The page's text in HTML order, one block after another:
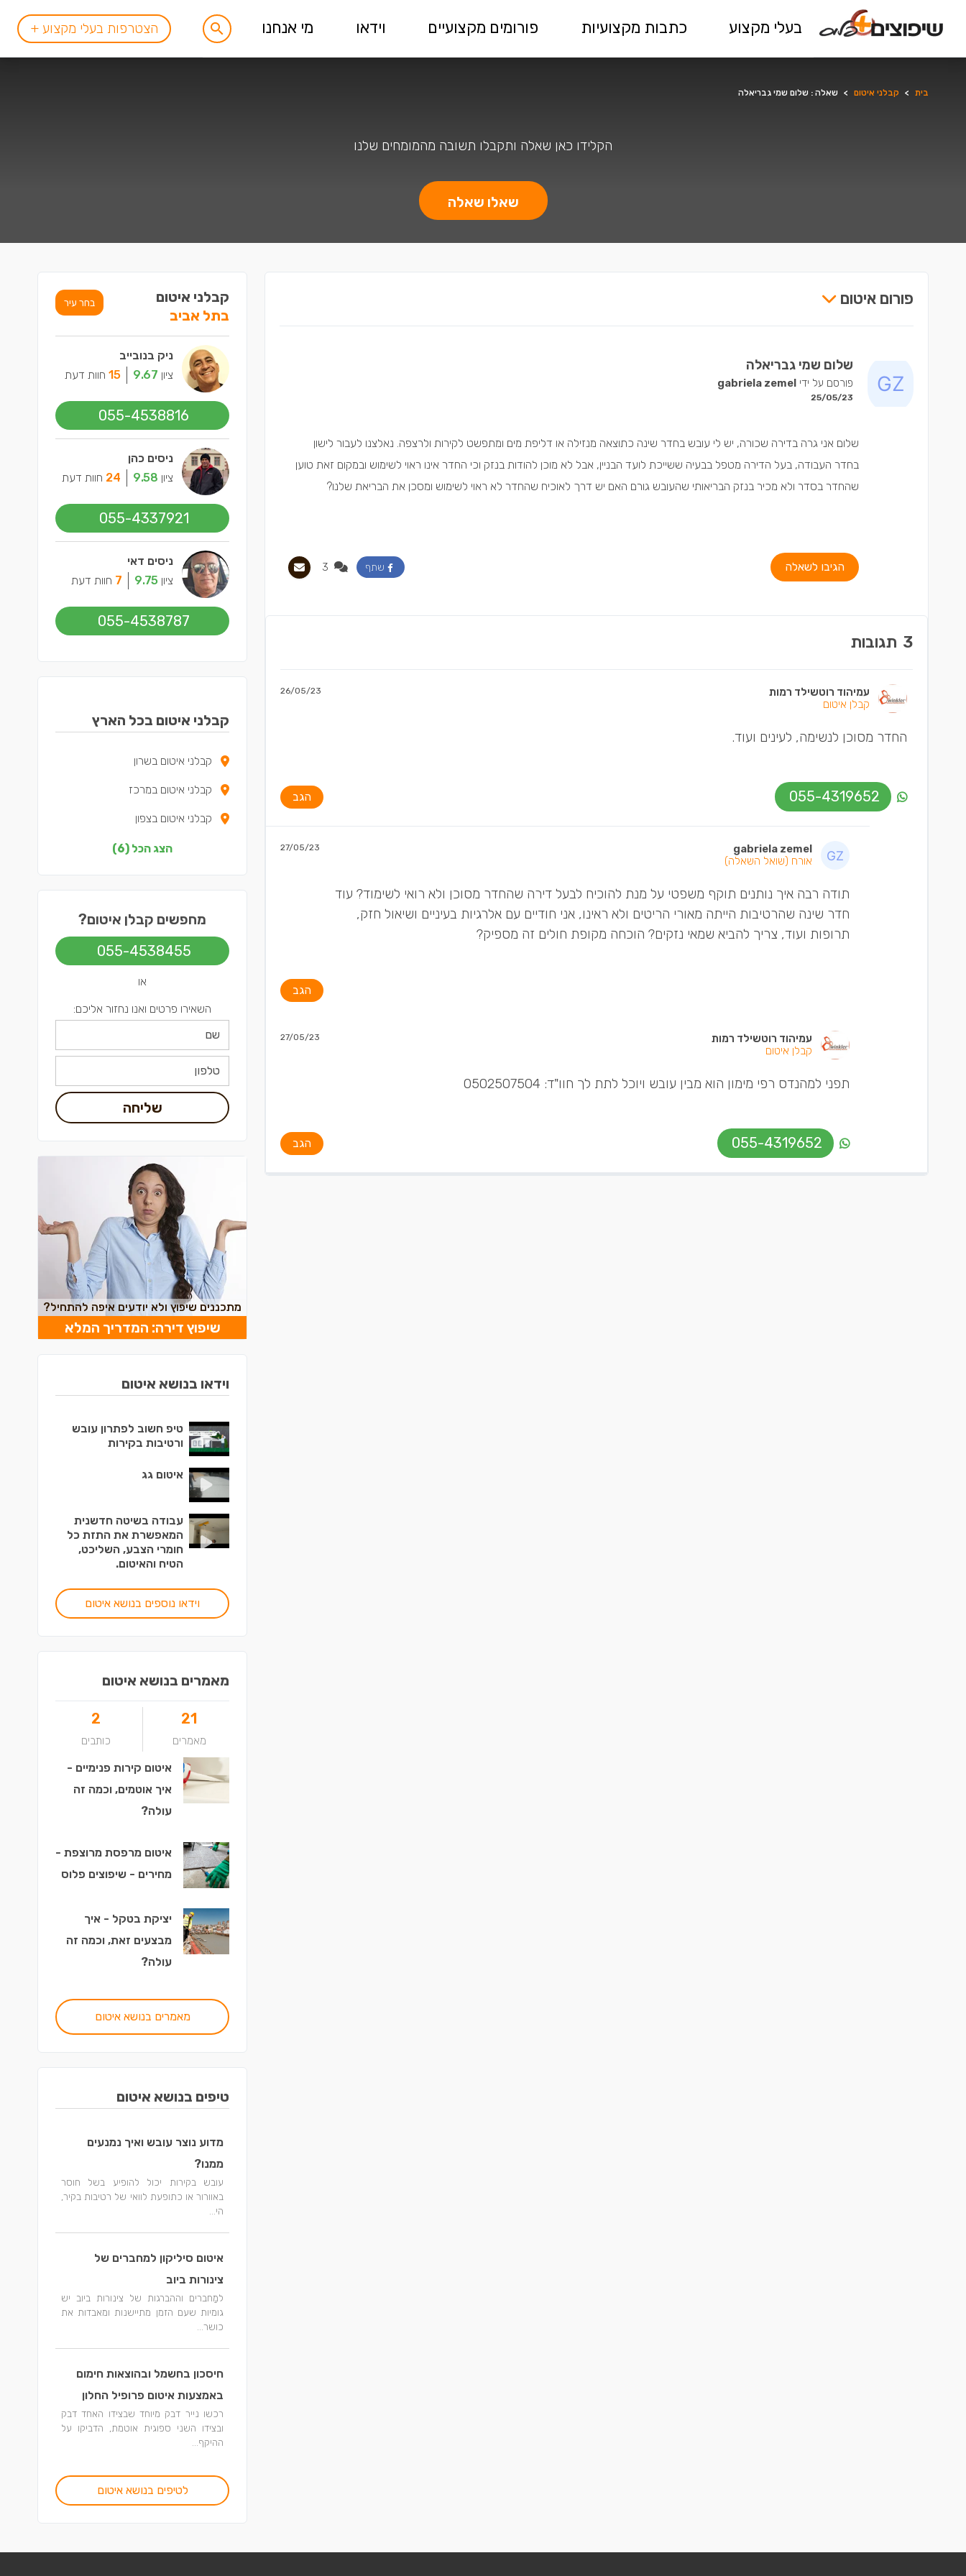
בעלי מקצוע כתבות מקצועיות פורומים מקצועיים וידאו מי אנחנו הצטרפות בעלי מקצוע +
בית > קבלני איטום > שאלה : שלום שמי גבריאלה
הקלידו כאן שאלה ותקבלו תשובה מהמומחים שלנו
שאלו שאלה
פורום איטום
שלום שמי גבריאלה
פורסם על ידי gabriela zemel
25/05/23
שלום אני גרה בדירה שכורה, יש לי עובש בחדר שינה כתוצאה מנזילה או דליפת מים ומתפשט לקירות ולרצפה. נאלצנו לעבור לישון
בחדר העבודה, בעל הדירה מטפל בבעיה ששייכת לועד הבניין, אבל לא מוכן להודות בנזק וכי החדר אינו ראוי לשימוש ובמקום זאת טוען
שהחדר בסדר ולא מכיר בנזק הבריאותי שהעובש גורם האם יש דרך לאוכיח שהחדר לא ראוי לשימוש ומסכן את הבריאת שלנו?
הגיבו לשאלה שתף
3 תגובות
עמיהוד רוטשילד רמות
קבלן איטום
26/05/23
החדר מסוכן לנשימה, לעינים ועוד.
055-4319652 הגב
gabriela zemel
אורח (שואל השאלה)
27/05/23
תודה רבה איך נותנים תוקף משפטי על מנת להוכיח לבעל דירה שהחדר מסוכן ולא רואי לשימוד? עוד
חדר שינה שהרטיבות הייתה מאורי הריטים ולא ראינו, אני חודיים עם אלרגיות בעיניים ושיאול חזק,
תרופות ועוד, צריך להביא שמאי נזקים? הוכחה מקופת חולים זה מספיק?
הגב
עמיהוד רוטשילד רמות
קבלן איטום
27/05/23
תפני למהנדס רפי מימון הוא מבין עובש ויוכל לתת לך חוו"ד: 0502507504
055-4319652 הגב
קבלני איטום
בתל אביב
בחר עיר
ניק בנובייב
ציון 9.67
15 חוות דעת
055-4538816
ניסים כהן
ציון 9.58
24 חוות דעת
055-4337921
ניסים דאי
ציון 9.75
7 חוות דעת
055-4538787
קבלני איטום בכל הארץ
קבלני איטום בשרון
קבלני איטום במרכז
קבלני איטום בצפון
קבלני איטום בדרום
קבלני איטום בשפלה
הצג הכל (6)
מחפשים קבלן איטום?
055-4538455
או
השאירו פרטים ואנו נחזור אליכם:
שליחה
מתכננים שיפוץ ולא יודעים איפה להתחיל?
שיפוץ דירה: המדריך המלא
וידאו בנושא איטום
טיפ חשוב לפתרון עובש
ורטיבות בקירות
איטום גג
עבודה בשיטה חדשנית
המאפשרת את התזת כל
חומרי הצבע, השליכט,
הטיח והאיטום.
וידאו נוספים בנושא איטום
מאמרים בנושא איטום
21
מאמרים
2
כותבים
איטום קירות פנימיים -
איך אוטמים, וכמה זה
עולה?
איטום מרפסת מרוצפת -
מחירים - שיפוצים פלוס
יציקת בטקל - איך
מבצעים זאת, וכמה זה
עולה?
מאמרים בנושא איטום
טיפים בנושא איטום
מדוע נוצר עובש ואיך נמנעים
ממנו?
עובש בקירות יכול להופיע בשל חוסר
באוורור או כתופעת לוואי של רטיבות בקיר,
הי...
איטום סיליקון למחברים של
צינורות ביוב
למַחברים וההברגות של צינורות ביוב יש
גומיות שעם הזמן מתיישנות ומאבדות את
כושר...
חיסכון בחשמל ובהוצאות חימום
באמצעות איטום פרופיל החלון
רכשו נייר דבק מיוחד שבצידו האחד דבק
ובצידו השני ספוגית אוטמת, הדביקו על
ההיקף...
לטיפים בנושא איטום